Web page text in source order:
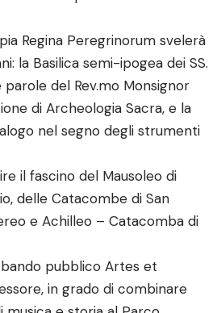
Regina Peregrinorum svelerà
la Basilica semi-ipogea dei SS.
del Rev.mo Monsignor
di Archeologia Sacra, e la
nel segno degli strumenti
il fascino del Mausoleo di
delle Catacombe di San
e Achilleo – Catacomba di
pubblico Artes et
in grado di combinare